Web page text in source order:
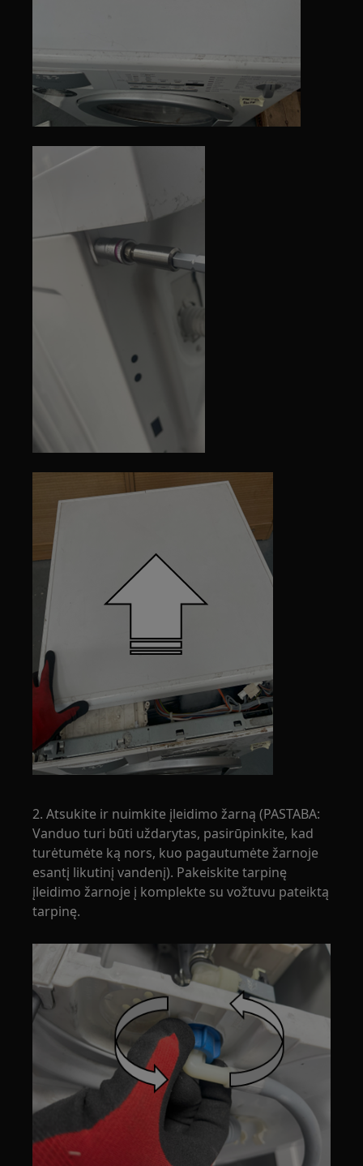
2. Atsukite ir nuimkite įleidimo žarną (PASTABA:
Vanduo turi būti uždarytas, pasirūpinkite, kad
turėtumėte ką nors, kuo pagautumėte žarnoje
esantį likutinį vandenį). Pakeiskite tarpinę
įleidimo žarnoje į komplekte su vožtuvu pateiktą
tarpinę.